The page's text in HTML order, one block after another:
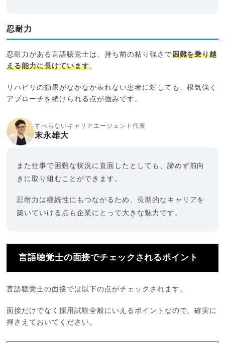
忍耐力
忍耐力がある言語聴覚士は、持ち前の粘り強さで困難を乗り越
える能力に長けています。
リハビリの効果がなかなか表れない患者に対しても、根気強く
アプローチを続けられる点が強みです。
すべらないキャリアエージェント代表
末永雄大
また仕事で困難な状況に直面したとしても、諦めず前向
きに取り組むことができます。
忍耐力は継続性にもつながるため、長期的なキャリアを
築いていける点も企業にとって大きな魅力です。
言語聴覚士の面接でチェックされるポイント
言語聴覚士の面接では以下の点がチェックされます。
面接だけでなく採用試験全般にいえるポイントなので、確実に
押さえておいてください。